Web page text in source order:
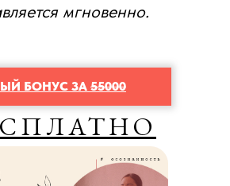
БОНУС ЗА 55000
мгновенно.
709